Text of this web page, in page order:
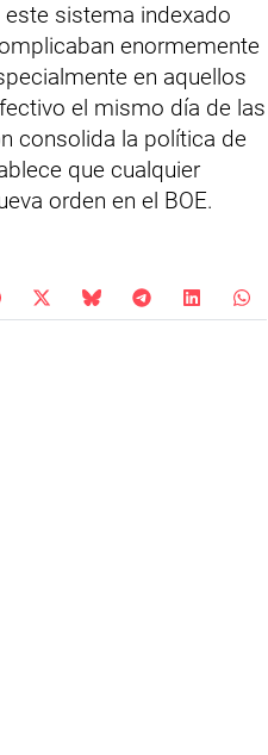
sistema indexado
enormemente
en aquellos
el mismo día de las
consolida la política de
que cualquier
orden en el BOE.